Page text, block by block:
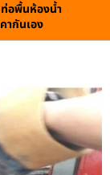
ท่อพื้นห้องน้ำ
ากันเอง